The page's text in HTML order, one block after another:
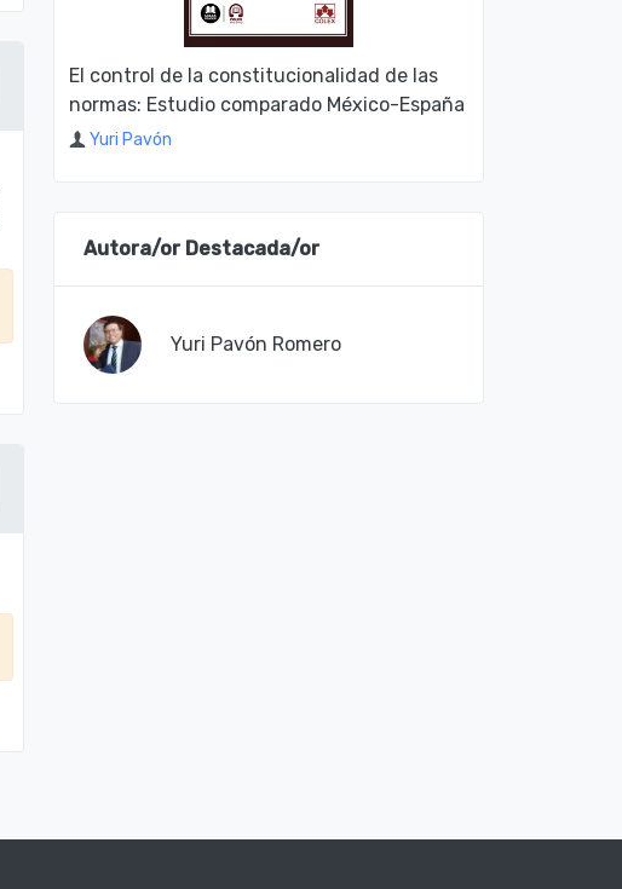
El control de la constitucionalidad de las
normas: Estudio comparado México-España
Yuri Pavón
Autora/or Destacada/or
Yuri Pavón Romero